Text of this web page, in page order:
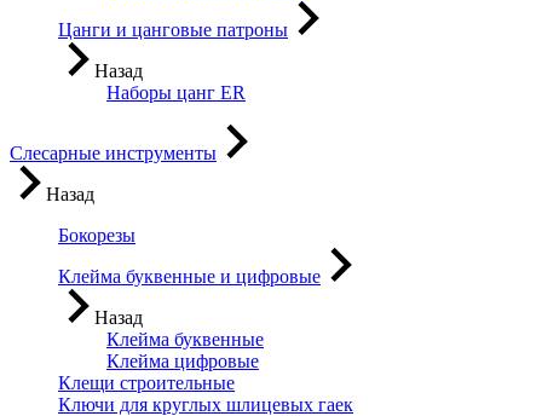
Цанги и цанговые патроны
Назад
Наборы цанг ER
Слесарные инструменты
Назад
Бокорезы
Клейма буквенные и цифровые
Назад
Клейма буквенные
Клейма цифровые
Клещи строительные
Ключи для круглых шлицевых гаек